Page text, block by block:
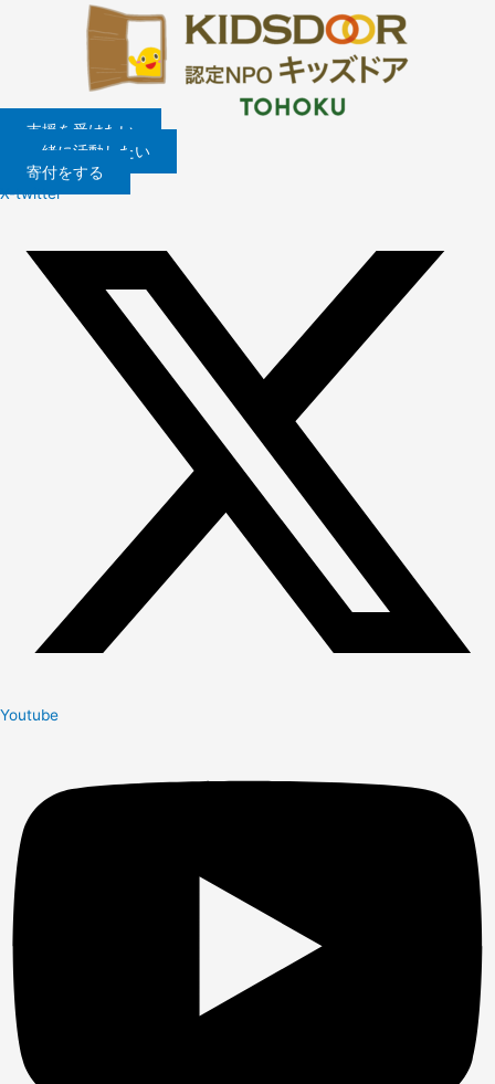
ッ
支援を受けたい
一緒に活動したい
寄付をする
X-twitter
Youtube